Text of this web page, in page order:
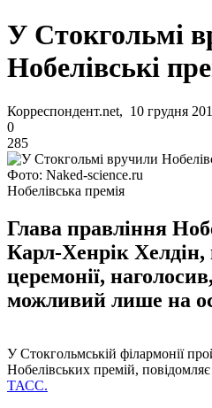
У Стокгольмі
Нобелівські
Корреспондент.net, 10 грудня
0
285
Фото: Naked-science.ru
Нобелівська премія
Глава правління
Карл-Хенрік
церемонії,
можливий лише на
У Стокгольмській філармонії
Нобелівських премій,
ТАСС.